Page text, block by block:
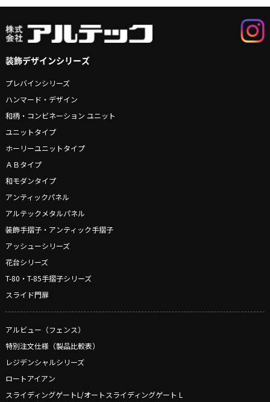
装飾デザインシリーズ
プレバインシリーズ
ハンマード・デザイン
和柄・コンビネーション ユニット
ユニットタイプ
ホーリーユニットタイプ
ＡＢタイプ
和モダンタイプ
アンティックパネル
アルテックメタルパネル
装飾手摺子・アンティック手摺子
アッシューシリーズ
花台シリーズ
T-80・T-85手摺子シリーズ
スライド門扉
アルビュー（フェンス）
特別注文仕様（製品比較表）
レジデンシャルシリーズ
ロートアイアン
スライディングゲートL/オートスライディングゲート L